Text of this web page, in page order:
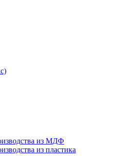
из МДФ
из пластика